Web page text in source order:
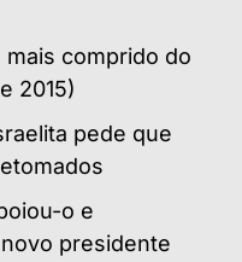
comprido do
2015)
pede que
o e
presidente